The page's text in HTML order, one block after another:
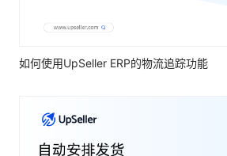
如何使用UpSeller ERP的物流追踪功能